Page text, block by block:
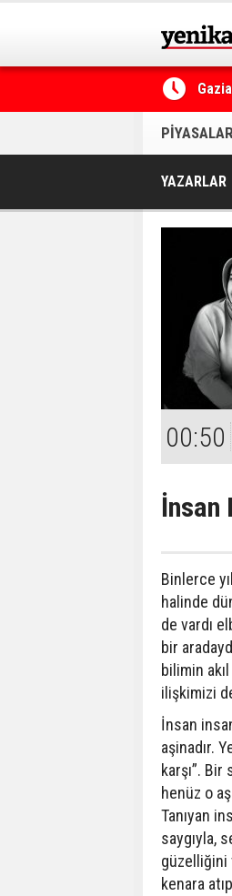
YAZARLAR
00:50
İnsan
Binlerce
halinde
de vardı
bir
bilimin
ilişkimizi
İnsan
aşinadır.
karşı”.
henüz o
Tanıyan
saygıyla,
güzelliğini
kenara